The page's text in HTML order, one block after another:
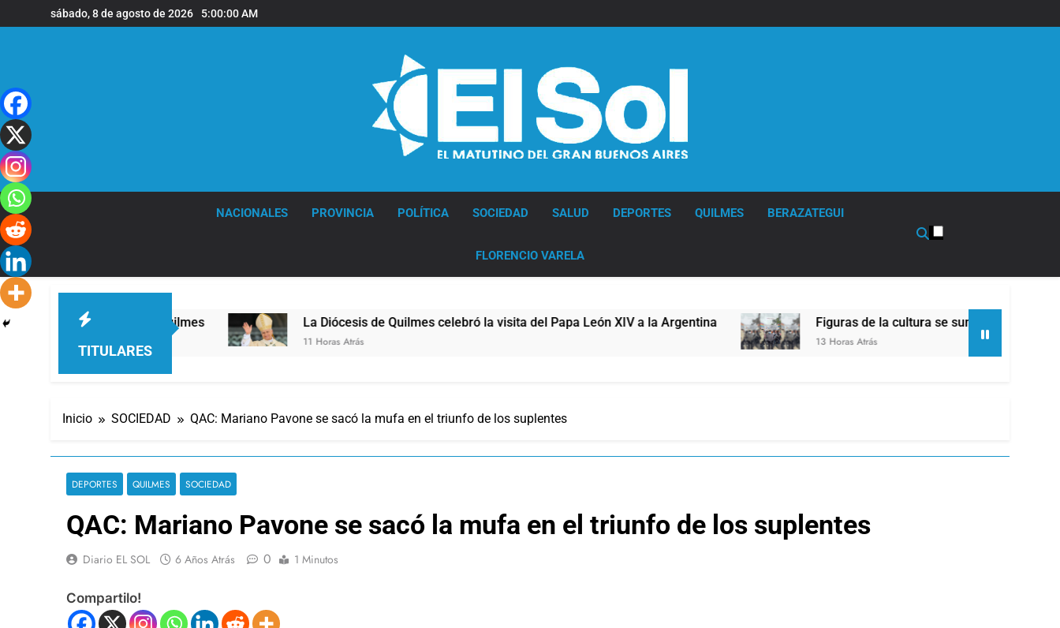
al
sábado, 8 de agosto de 2026 5:00:01 AM
NACIONALES PROVINCIA POLÍTICA SOCIEDAD SALUD DEPORTES QUILMES BERAZATEGUI
FLORENCIO VARELA
TITULARES
en la sede de Quilmes La Diócesis de Quilmes celebró la visita del Papa León XIV a la Argentina
11 Horas Atrás
Figuras de la cultura se sumaron a la marcha
13 Horas Atrás
Inicio SOCIEDAD QAC: Mariano Pavone se sacó la mufa en el triunfo de los suplentes
DEPORTES QUILMES SOCIEDAD
QAC: Mariano Pavone se sacó la mufa en el triunfo de los suplentes
Diario EL SOL 6 Años Atrás 0 1 Minutos
Compartilo!